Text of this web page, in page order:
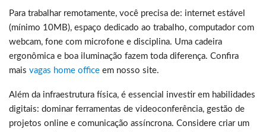
Para trabalhar remotamente, você precisa de: internet estável
(mínimo 10MB), espaço dedicado ao trabalho, computador com
webcam, fone com microfone e disciplina. Uma cadeira
ergonômica e boa iluminação fazem toda diferença. Confira
mais vagas home office em nosso site.
Além da infraestrutura física, é essencial investir em habilidades
digitais: dominar ferramentas de videoconferência, gestão de
projetos online e comunicação assíncrona. Considere criar um